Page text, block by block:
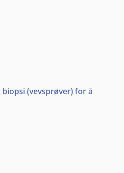
(vevsprøver) for å